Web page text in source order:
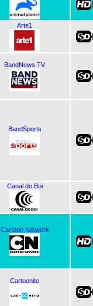
Arte1
BandNews TV
BandSports
Canal do Boi
Cartoon Network
Cartoonito